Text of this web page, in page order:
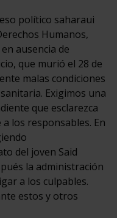
político saharaui
Humanos,
ausencia de
que murió el 28 de
malas condiciones
Exigimos una
que esclarezca
los responsables. En
del joven Said
la administración
a los culpables.
estos y otros